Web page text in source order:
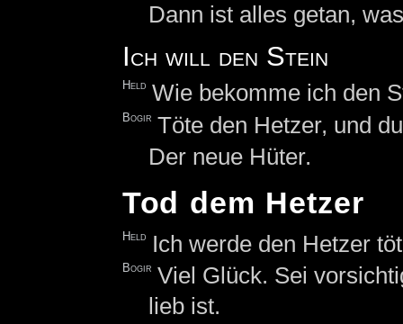
Dann ist alles getan,
Ich will den Stein
Held Wie bekomme ich den
Bogir Töte den Hetzer, und
Der neue Hüter.
Tod dem Hetzer
Held Ich werde den Hetzer
Bogir Viel Glück. Sei
lieb ist.